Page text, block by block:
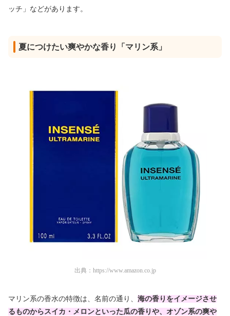
ッチ」などがあります。
夏につけたい爽やかな香り「マリン系」
出典： https://www.amazon.co.jp
マリン系の香水の特徴は、名前の通り、 海の香りをイメージさせ
るものからスイカ・メロンといった瓜の香りや、オゾン系の爽や